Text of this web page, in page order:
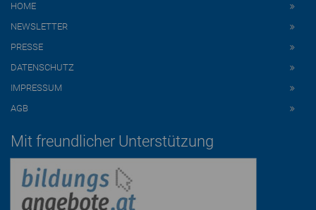
HOME
NEWSLETTER
PRESSE
DATENSCHUTZ
IMPRESSUM
AGB
Mit freundlicher Unterstützung